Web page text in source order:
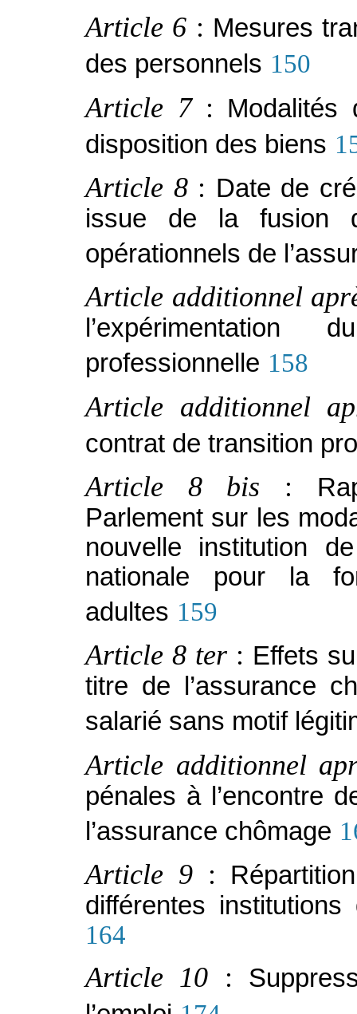
Article 6 : Mesures
des personnels 150
Article 7 :
disposition des biens
Article 8 : Date de
issue de la fusion
opérationnels de
Article additionnel
professionnelle 158
Article additionnel
contrat de transition
Article 8 bis :
Parlement sur les
nouvelle institution
nationale pour la
adultes 159
Article 8 ter : Effets
titre de l’assurance
salarié sans motif
Article additionnel
pénales à l’encontre
l’assurance chômage
Article 9 :
différentes
164
Article 10 :